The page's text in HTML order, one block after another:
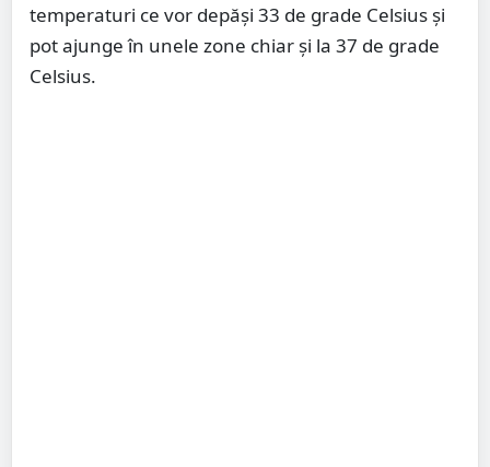
temperaturi ce vor depăși 33 de grade Celsius și
pot ajunge în unele zone chiar și la 37 de grade
Celsius.